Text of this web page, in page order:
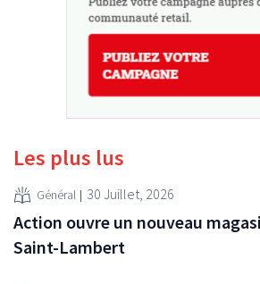
Les plus lus
Général 30 Juillet, 2026
Action ouvre un nouveau
Saint-Lambert